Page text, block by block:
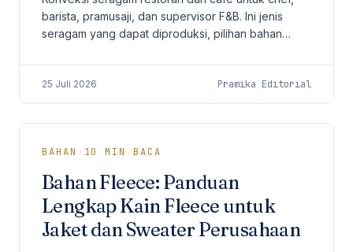
barista, pramusaji, dan supervisor F&B. Ini jenis
seragam yang dapat diproduksi, pilihan bahan
brand, proses produksi, MOQ, lead time, dan
checklist sebelum order.
25 Juli 2026 Pramika Editorial
BAHAN · 10 MIN BACA
Bahan Fleece: Panduan
Lengkap Kain Fleece untuk
Jaket dan Sweater Perusahaan